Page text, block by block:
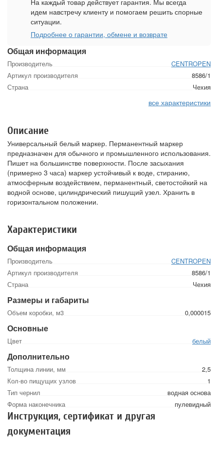
Общая информация
Производитель
CENTROPEN
Артикул производителя
8586/1
Страна
Чехия
все характеристики
На каждый товар действует гарантия. Мы всегда
идем навстречу клиенту и помогаем решить спорные
ситуации.
Подробнее о гарантии, обмене и возврате
Описание
Универсальный белый маркер. Перманентный маркер
предназначен для обычного и промышленного использования.
Пишет на большинстве поверхности. После засыхания
(примерно 3 часа) маркер устойчивый к воде, стиранию,
атмосферным воздействием, перманентный, светостойкий на
водной основе, цилиндрический пишущий узел. Хранить в
горизонтальном положении.
Характеристики
Общая информация
Производитель
CENTROPEN
Артикул производителя
8586/1
Страна
Чехия
Размеры и габариты
Объем коробки, м3 0,000015
Основные
Цвет белый
Дополнительно
Толщина линии, мм
2,5
Кол-во пищущих узлов
1
Тип чернил
водная основа
Форма наконечника
пулевидный
Инструкция, сертификат и другая
документация